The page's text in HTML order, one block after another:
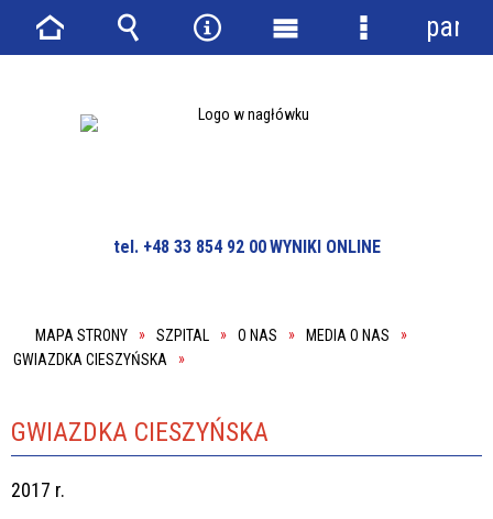
tel. +48 33 854 92 00WYNIKI ONLINE
MAPA STRONY SZPITAL O NAS
MEDIA O NAS
GWIAZDKA CIESZYŃSKA
GWIAZDKA CIESZYŃSKA
2017 r.
StronaWyszukiwarka
Narzędzia
Menu Menu
panel